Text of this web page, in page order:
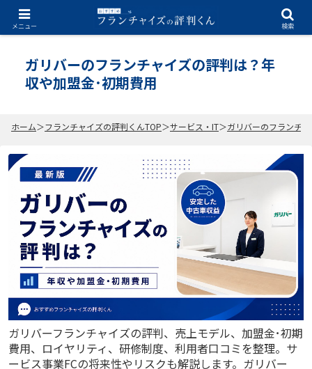
メニュー 検索
2026.07.03
ガリバーのフランチャイズの評判は？年
収や加盟金･初期費用
ホーム フランチャイズの評判くんTOP サービス・IT ガリバーのフランチ
ガリバーフランチャイズの評判、売上モデル、加盟金･初期
費用、ロイヤリティ、研修制度、利用者口コミを整理。サ
ービス事業FCの将来性やリスクも解説します。ガリバー